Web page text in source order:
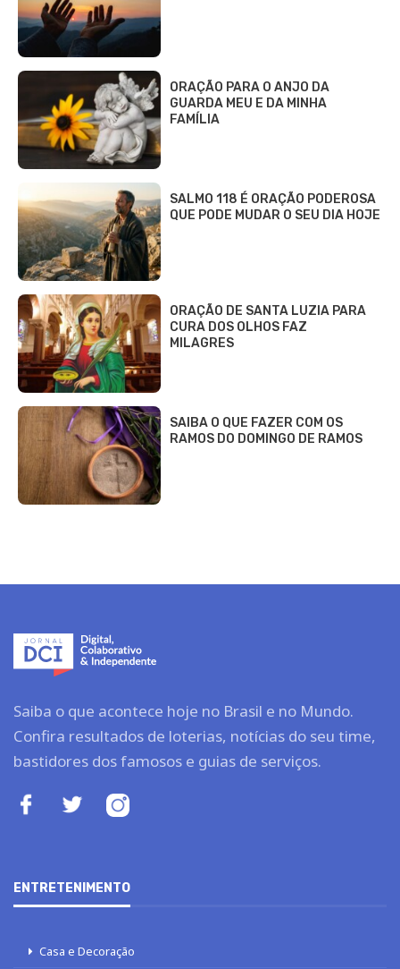
ORAÇÃO PARA O ANJO DA
GUARDA MEU E DA MINHA
FAMÍLIA
SALMO 118 É ORAÇÃO PODEROSA
QUE PODE MUDAR O SEU DIA HOJE
ORAÇÃO DE SANTA LUZIA PARA
CURA DOS OLHOS FAZ
MILAGRES
SAIBA O QUE FAZER COM OS
RAMOS DO DOMINGO DE RAMOS
Saiba o que acontece hoje no Brasil e no Mundo.
Confira resultados de loterias, notícias do seu time,
bastidores dos famosos e guias de serviços.
ENTRETENIMENTO
Casa e Decoração